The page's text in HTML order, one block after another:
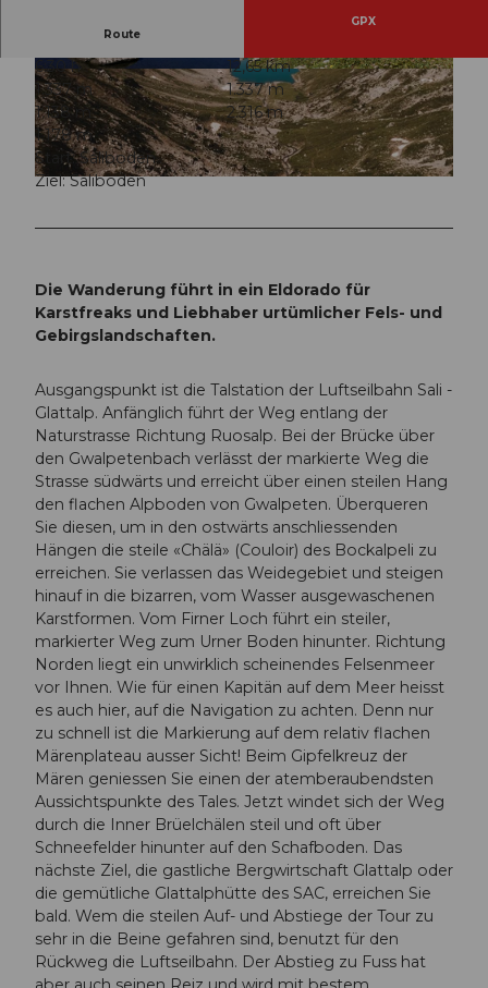
© Stoos-Muotatal Tourismus, Stoos-Muotatal Tourismus
© Stoos-Muotatal Tourismus, Stoos-Muotatal T
ourismus
© Stoos-Muotatal Tourismus, Stoos-Muotatal T
ourismus
Route
GPX
6:30 h
12,65 km
1.337 m
1.337 m
1.138 m
2.316 m
1.178 m
Start: Saliboden
Ziel: Saliboden
Die Wanderung führt in ein Eldorado für
Karstfreaks und Liebhaber urtümlicher Fels- und
Gebirgslandschaften.
Ausgangspunkt ist die Talstation der Luftseilbahn Sali -
Glattalp. Anfänglich führt der Weg entlang der
Naturstrasse Richtung Ruosalp. Bei der Brücke über
den Gwalpetenbach verlässt der markierte Weg die
Strasse südwärts und erreicht über einen steilen Hang
den flachen Alpboden von Gwalpeten. Überqueren
Sie diesen, um in den ostwärts anschliessenden
Hängen die steile «Chälä» (Couloir) des Bockalpeli zu
erreichen. Sie verlassen das Weidegebiet und steigen
hinauf in die bizarren, vom Wasser ausgewaschenen
Karstformen. Vom Firner Loch führt ein steiler,
markierter Weg zum Urner Boden hinunter. Richtung
Norden liegt ein unwirklich scheinendes Felsenmeer
vor Ihnen. Wie für einen Kapitän auf dem Meer heisst
es auch hier, auf die Navigation zu achten. Denn nur
zu schnell ist die Markierung auf dem relativ flachen
Märenplateau ausser Sicht! Beim Gipfelkreuz der
Mären geniessen Sie einen der atemberaubendsten
Aussichtspunkte des Tales. Jetzt windet sich der Weg
durch die Inner Brüelchälen steil und oft über
Schneefelder hinunter auf den Schafboden. Das
nächste Ziel, die gastliche Bergwirtschaft Glattalp oder
die gemütliche Glattalphütte des SAC, erreichen Sie
bald. Wem die steilen Auf- und Abstiege der Tour zu
sehr in die Beine gefahren sind, benutzt für den
Rückweg die Luftseilbahn. Der Abstieg zu Fuss hat